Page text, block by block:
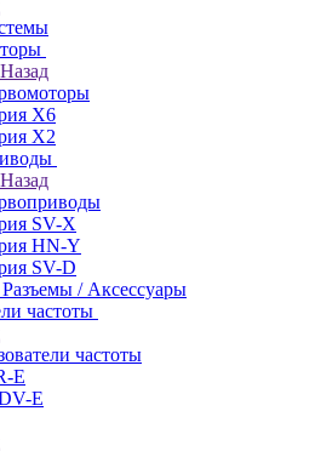
Назад
X6
X2
Назад
SV-X
HN-Y
SV-D
/ Аксессуары
частоты
частоты
E
E